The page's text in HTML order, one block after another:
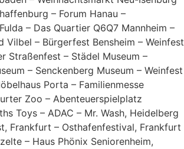
– Forum Hanau –
– Das Quartier Q6Q7 Mannheim –
Vilbel – Bürgerfest Bensheim – Weinfest
Straßenfest – Städel Museum –
– Senckenberg Museum – Weinfest
Porta – Familienmesse
Zoo – Abenteuerspielplatz
Toys – ADAC – Mr. Wash, Heidelberg
Frankfurt – Osthafenfestival, Frankfurt
– Haus Phönix Seniorenheim,